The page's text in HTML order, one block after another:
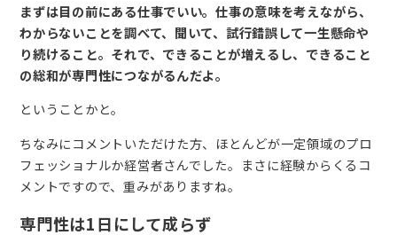
まずは目の前にある仕事でいい。仕事の意味を考えながら、
わからないことを調べて、聞いて、試行錯誤して一生懸命や
り続けること。それで、できることが増えるし、できること
の総和が専門性につながるんだよ。
ということかと。
ちなみにコメントいただけた方、ほとんどが一定領域のプロ
フェッショナルか経営者さんでした。まさに経験からくるコ
メントですので、重みがありますね。
専門性は1日にして成らず